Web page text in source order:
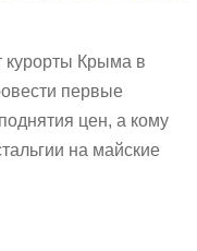
курорты Крыма в
первые
цен, а кому
на майские